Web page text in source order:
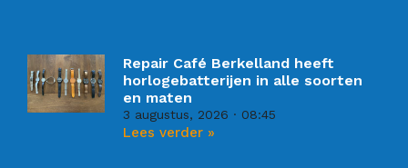
Repair Café Berkelland heeft
horlogebatterijen in alle soorten
en maten
3 augustus, 2026 08:45
Lees verder »